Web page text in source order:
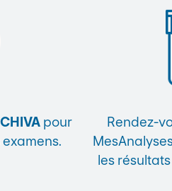
pour
Rendez-
les